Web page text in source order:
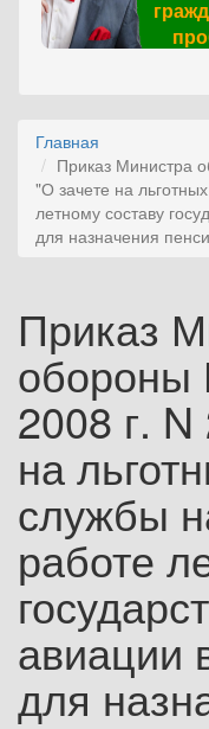
Главная
Приказ Министра
"О зачете на
летному составу
для назначения
Приказ
обороны
2008 г.
на
службы
работе
авиации
для